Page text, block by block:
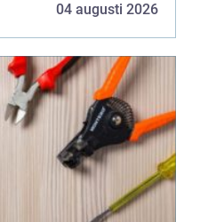
04 augusti 2026